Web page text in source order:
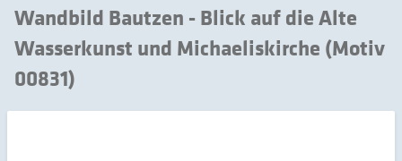
Wandbild Bautzen - Blick auf die Alte
Wasserkunst und Michaeliskirche (Motiv
00831)